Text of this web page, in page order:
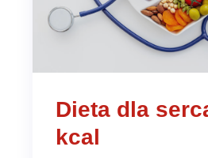
Dieta dla
kcal